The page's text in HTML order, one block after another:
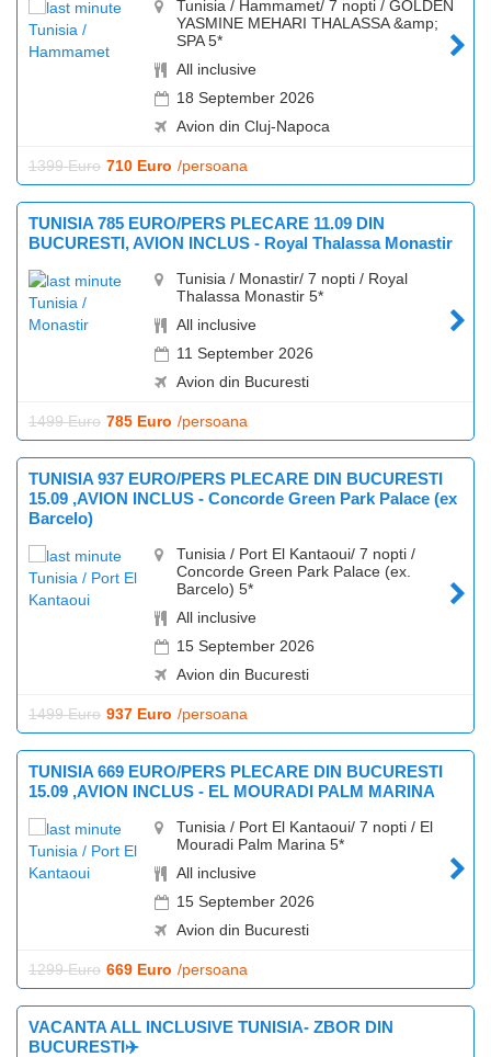
Tunisia / Hammamet/ 7 nopti / GOLDEN
YASMINE MEHARI THALASSA &amp;
SPA 5*
All inclusive
18 September 2026
Avion din Cluj-Napoca
1399 Euro 710 Euro /persoana
TUNISIA 785 EURO/PERS PLECARE 11.09 DIN
BUCURESTI, AVION INCLUS - Royal Thalassa Monastir
Tunisia / Monastir/ 7 nopti / Royal
Thalassa Monastir 5*
All inclusive
11 September 2026
Avion din Bucuresti
1499 Euro 785 Euro /persoana
TUNISIA 937 EURO/PERS PLECARE DIN BUCURESTI
15.09 ,AVION INCLUS - Concorde Green Park Palace (ex
Barcelo)
Tunisia / Port El Kantaoui/ 7 nopti /
Concorde Green Park Palace (ex.
Barcelo) 5*
All inclusive
15 September 2026
Avion din Bucuresti
1499 Euro 937 Euro /persoana
TUNISIA 669 EURO/PERS PLECARE DIN BUCURESTI
15.09 ,AVION INCLUS - EL MOURADI PALM MARINA
Tunisia / Port El Kantaoui/ 7 nopti / El
Mouradi Palm Marina 5*
All inclusive
15 September 2026
Avion din Bucuresti
1299 Euro 669 Euro /persoana
VACANTA ALL INCLUSIVE TUNISIA- ZBOR DIN
BUCURESTI✈️